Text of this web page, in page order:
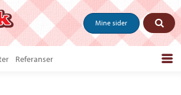
Mine sider
Referanser